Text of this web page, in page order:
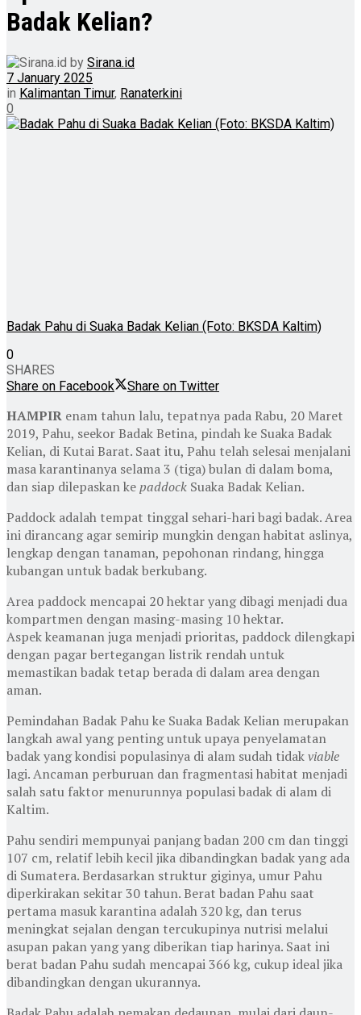
Badak Kelian?
by Sirana.id
7 January 2025
in Kalimantan Timur, Ranaterkini
0
Badak Pahu di Suaka Badak Kelian (Foto: BKSDA Kaltim)
0
SHARES
Share on Facebook
Share on Twitter
HAMPIR enam tahun lalu, tepatnya pada Rabu, 20 Maret
2019, Pahu, seekor Badak Betina, pindah ke Suaka Badak
Kelian, di Kutai Barat. Saat itu, Pahu telah selesai menjalani
masa karantinanya selama 3 (tiga) bulan di dalam boma,
dan siap dilepaskan kepaddock Suaka Badak Kelian.
Paddock adalah tempat tinggal sehari-hari bagi badak. Area
ini dirancang agar semirip mungkin dengan habitat aslinya,
lengkap dengan tanaman, pepohonan rindang, hingga
kubangan untuk badak berkubang.
Area paddock mencapai 20 hektar yang dibagi menjadi dua
kompartmen dengan masing-masing 10 hektar.
Aspek keamanan juga menjadi prioritas, paddock dilengkapi
dengan pagar bertegangan listrik rendah untuk
memastikan badak tetap berada di dalam area dengan
aman.
Pemindahan Badak Pahu ke Suaka Badak Kelian merupakan
langkah awal yang penting untuk upaya penyelamatan
badak yang kondisi populasinya di alam sudah tidakviable
lagi. Ancaman perburuan dan fragmentasi habitat menjadi
salah satu faktor menurunnya populasi badak di alam di
Kaltim.
Pahu sendiri mempunyai panjang badan 200 cm dan tinggi
107 cm, relatif lebih kecil jika dibandingkan badak yang ada
di Sumatera. Berdasarkan struktur giginya, umur Pahu
diperkirakan sekitar 30 tahun. Berat badan Pahu saat
pertama masuk karantina adalah 320 kg, dan terus
meningkat sejalan dengan tercukupinya nutrisi melalui
asupan pakan yang yang diberikan tiap harinya. Saat ini
berat badan Pahu sudah mencapai 366 kg, cukup ideal jika
dibandingkan dengan ukurannya.